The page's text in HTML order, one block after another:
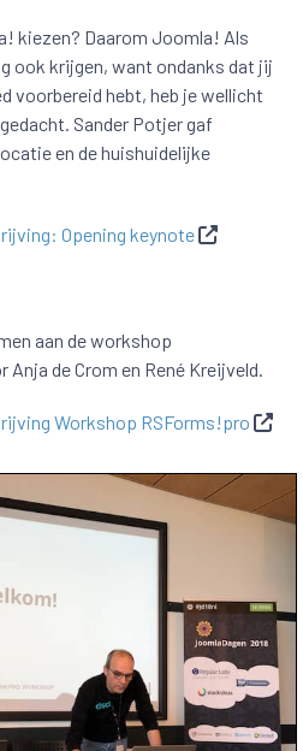
kiezen? Daarom Joomla! Als
ook krijgen, want ondanks dat jij
voorbereid hebt, heb je wellicht
Sander Potjer gaf
en de huishuidelijke
Opening keynote
aan de workshop
de Crom en René Kreijveld.
Workshop RSForms!pro